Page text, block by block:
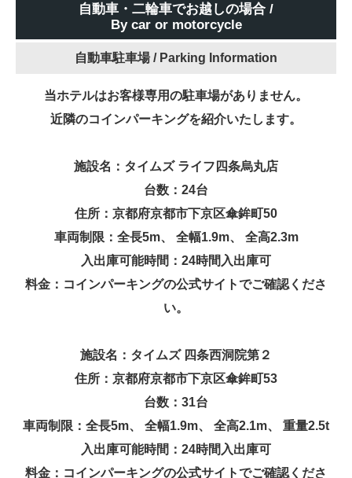
自動車・二輪車でお越しの場合 /
By car or motorcycle
自動車駐車場 / Parking Information
当ホテルはお客様専用の駐車場がありません。
近隣のコインパーキングを紹介いたします。
施設名：タイムズ ライフ四条烏丸店
台数：24台
住所：京都府京都市下京区傘鉾町50
車両制限：全長5m、 全幅1.9m、 全高2.3m
入出庫可能時間：24時間入出庫可
料金：コインパーキングの公式サイトでご確認くださ
い。
施設名：タイムズ 四条西洞院第２
住所：京都府京都市下京区傘鉾町53
台数：31台
車両制限：全長5m、 全幅1.9m、 全高2.1m、 重量2.5t
入出庫可能時間：24時間入出庫可
料金：コインパーキングの公式サイトでご確認くださ